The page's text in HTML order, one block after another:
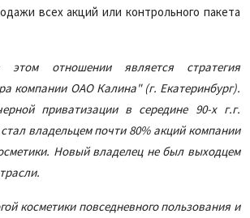
всех акций или контрольного пакета
этом отношении является стратегия
компании ОАО Калина" (г. Екатеринбург).
приватизации в середине 90-х г.г.
владельцем почти 80% акций компании
Новый владелец не был выходцем
косметики повседневного пользования и